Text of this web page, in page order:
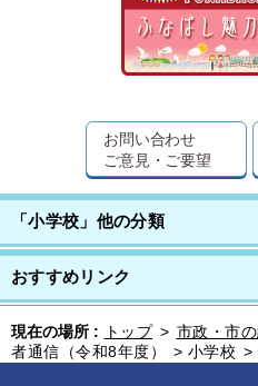
お問い合わせ
ご意見・ご要望
「小学校」他の分類
おすすめリンク
現在の場所 : トップ > 市政・市
者通信（令和8年度）
> 小学校 >